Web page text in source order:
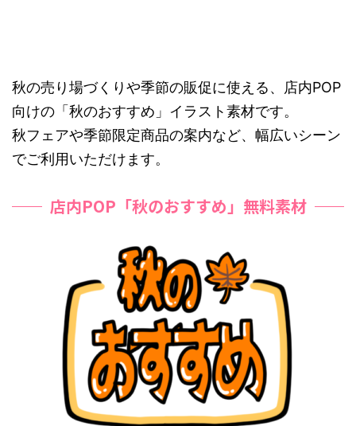
秋の売り場づくりや季節の販促に使える、店内POP
向けの「秋のおすすめ」イラスト素材です。
秋フェアや季節限定商品の案内など、幅広いシーン
でご利用いただけます。
店内POP「秋のおすすめ」無料素材